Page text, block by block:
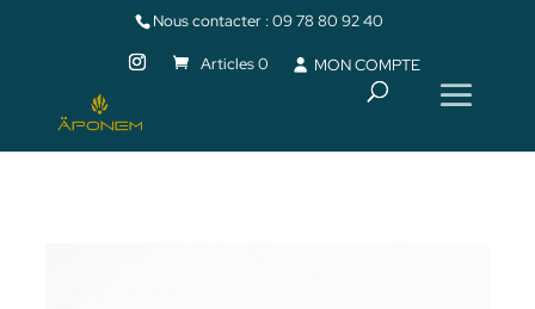
Nous contacter :09 78 80 92 40
Articles 0 MON COMPTE